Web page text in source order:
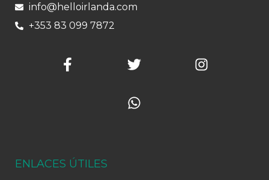
info@helloirlanda.com
+353 83 099 7872
ENLACES ÚTILES